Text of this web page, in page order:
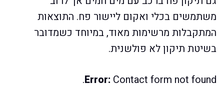
משתמשים בכלי ואקום ליישור פח. התוצאות
המתקבלות מרשימות מאוד, במיוחד כשמדובר
בשיטת תיקון לא פולשנית.
Error: Contact form not found.